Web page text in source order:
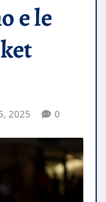
e le
2025 0